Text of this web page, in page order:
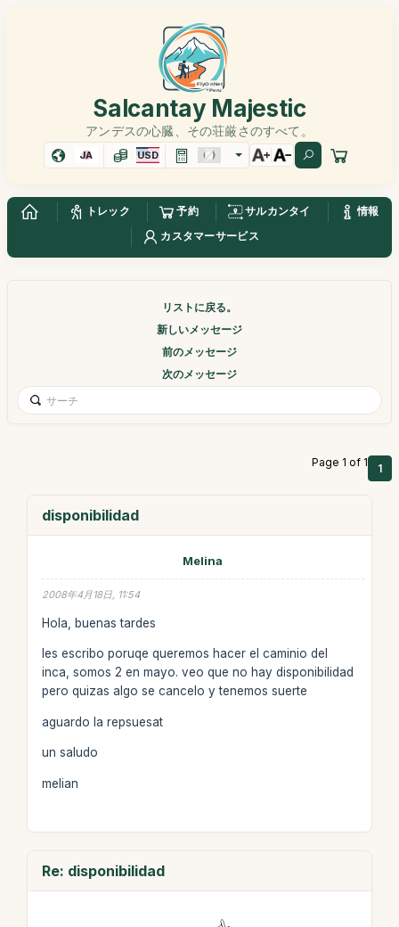
Salcantay Majestic
アンデスの心臓、その荘厳さのすべて。
JA USD
トレック 予約 サルカンタイ
情報
カスタマーサービス
リストに戻る。
新しいメッセージ
前のメッセージ
次のメッセージ
Page 1 of 1 1
disponibilidad
Melina
2008年4月18日, 11:54
Hola, buenas tardes
les escribo poruqe queremos hacer el caminio del
inca, somos 2 en mayo. veo que no hay disponibilidad
pero quizas algo se cancelo y tenemos suerte
aguardo la repsuesat
un saludo
melian
Re: disponibilidad